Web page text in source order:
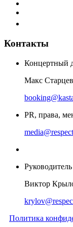
Контакты
Концертный
Макс Старцев
PR, права,
Виктор
Политика